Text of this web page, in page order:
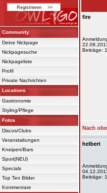
Community
Deine Nickpage
Nickpagesuche
Nickpageliste
Profil
Private Nachrichten
Locations
Gastronomie
Styling/Pflege
Fotos
Discos/Clubs
Veranstaltungen
Kneipen/Bars
Sport(NEU)
Specials
Top Ten Bilder
Kommentare
fire
Beiträge:
Nach
helbert
Beiträge: